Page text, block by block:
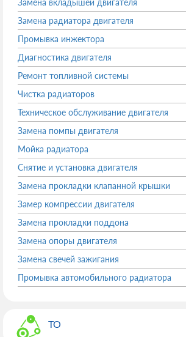
Замена вкладышей двигателя
Замена радиатора двигателя
Промывка инжектора
Диагностика двигателя
Ремонт топливной системы
Чистка радиаторов
Техническое обслуживание двигателя
Замена помпы двигателя
Мойка радиатора
Снятие и установка двигателя
Замена прокладки клапанной крышки
Замер компрессии двигателя
Замена прокладки поддона
Замена опоры двигателя
Замена свечей зажигания
Промывка автомобильного радиатора
ТО